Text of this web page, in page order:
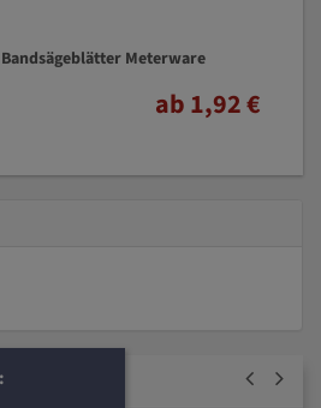
Meterware
ab 1,92 €